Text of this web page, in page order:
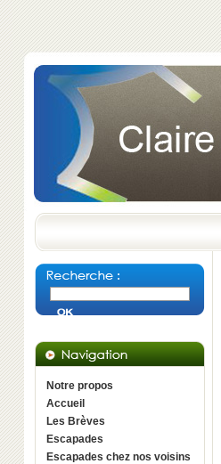
Notre propos
Accueil
Les Brèves
Escapades
Escapades chez nos voisins